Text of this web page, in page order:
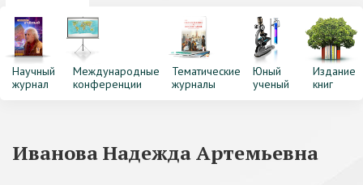
Научный
журнал
Международные
конференции
Тематические
журналы
Юный
ученый
Издание
книг
Иванова Надежда Артемьевна